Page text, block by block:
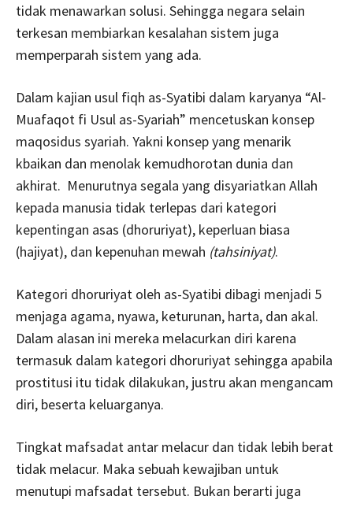
tidak menawarkan solusi. Sehingga negara selain
terkesan membiarkan kesalahan sistem juga
memperparah sistem yang ada.
Dalam kajian usul fiqh as-Syatibi dalam karyanya “Al-
Muafaqot fi Usul as-Syariah” mencetuskan konsep
maqosidus syariah. Yakni konsep yang menarik
kbaikan dan menolak kemudhorotan dunia dan
akhirat. Menurutnya segala yang disyariatkan Allah
kepada manusia tidak terlepas dari kategori
kepentingan asas (dhoruriyat), keperluan biasa
(hajiyat), dan kepenuhan mewah (tahsiniyat).
Kategori dhoruriyat oleh as-Syatibi dibagi menjadi 5
menjaga agama, nyawa, keturunan, harta, dan akal.
Dalam alasan ini mereka melacurkan diri karena
termasuk dalam kategori dhoruriyat sehingga apabila
prostitusi itu tidak dilakukan, justru akan mengancam
diri, beserta keluarganya.
Tingkat mafsadat antar melacur dan tidak lebih berat
tidak melacur. Maka sebuah kewajiban untuk
menutupi mafsadat tersebut. Bukan berarti juga